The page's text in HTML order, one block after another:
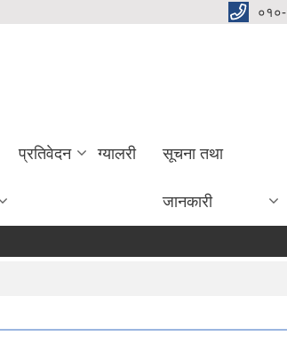
प्रतिवेदन ग्यालरी सूचना तथा
जानकारी